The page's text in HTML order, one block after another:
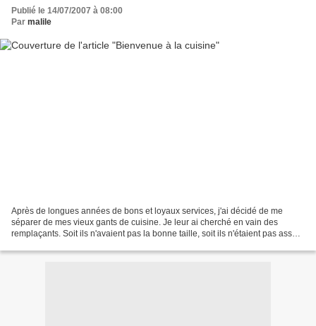
Publié le 14/07/2007 à 08:00
Par malile
Après de longues années de bons et loyaux services, j'ai décidé de me
séparer de mes vieux gants de cuisine. Je leur ai cherché en vain des
remplaçants. Soit ils n'avaient pas la bonne taille, soit ils n'étaient pas assez